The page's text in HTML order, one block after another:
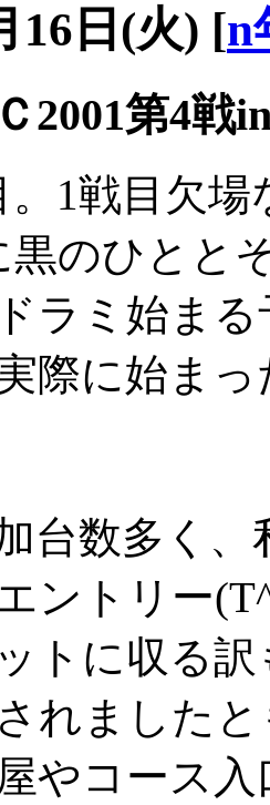
16日(火) [n
2001第4戦
。1戦目欠
黒のひとと
ラミ始ま
際に始まっ
台数多く
ントリー
トに収る
れました
やコース